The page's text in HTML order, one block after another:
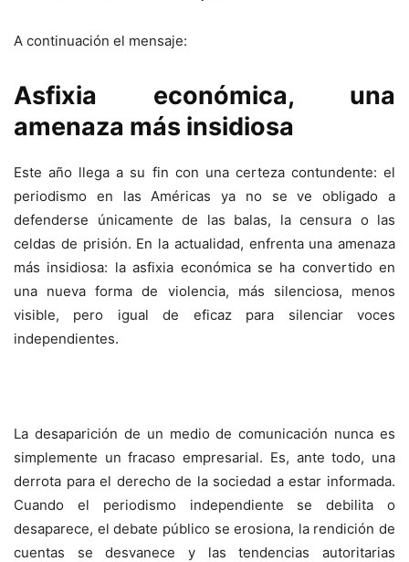
A continuación el mensaje:
Asfixia económica, una
amenaza más insidiosa
Este año llega a su fin con una certeza contundente: el
periodismo en las Américas ya no se ve obligado a
defenderse únicamente de las balas, la censura o las
celdas de prisión. En la actualidad, enfrenta una amenaza
más insidiosa: la asfixia económica se ha convertido en
una nueva forma de violencia, más silenciosa, menos
visible, pero igual de eficaz para silenciar voces
independientes.
La desaparición de un medio de comunicación nunca es
simplemente un fracaso empresarial. Es, ante todo, una
derrota para el derecho de la sociedad a estar informada.
Cuando el periodismo independiente se debilita o
desaparece, el debate público se erosiona, la rendición de
cuentas se desvanece y las tendencias autoritarias